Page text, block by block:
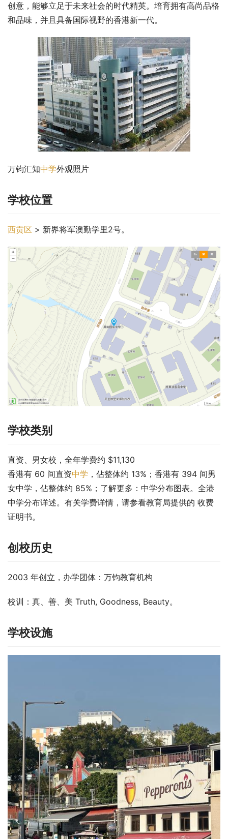
创意，能够立足于未来社会的时代精英。培育拥有高尚品格
和品味，并且具备国际视野的香港新一代。
万钧汇知中学外观照片
学校位置
西贡区 > 新界将军澳勤学里2号。
学校类别
直资、男女校，全年学费约 $11,130
香港有 60 间直资中学 ，佔整体约 13%；香港有 394 间男
女中学，佔整体约 85%；了解更多：中学分布图表。全港
中学分布详述。有关学费详情，请参看教育局提供的 收费
证明书。
创校历史
2003 年创立，办学团体：万钧教育机构
校训：真、善、美 Truth, Goodness, Beauty。
学校设施